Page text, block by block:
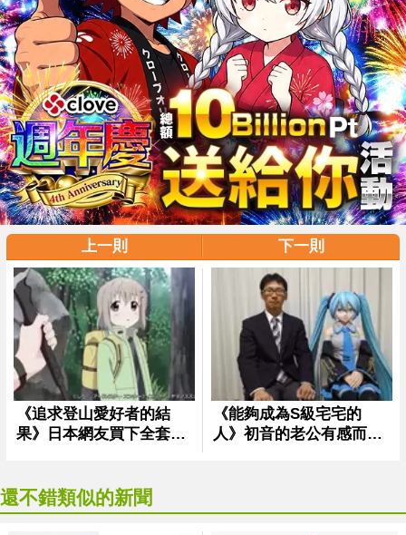
上一則 下一則
還不錯類似的新聞